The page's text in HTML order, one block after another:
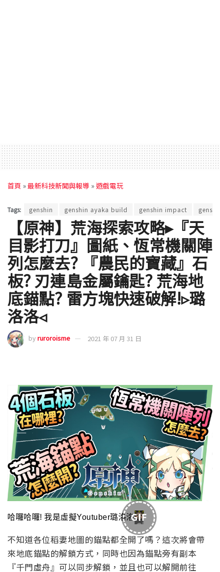
首頁 »最新科技新聞與報導 »遊戲電玩
Tags: genshin genshin ayaka build genshin impact
【原神】荒海探索攻略▸『天
目影打刀』圖紙、恆常機關陣
列怎麼去? 『農民的寶藏』石
板? 刃連島金屬鑰匙? 荒海地
底錨點? 雷方塊快速破解!▹璐
洛洛◃
byruroroisme 2021 年 07 月 31 日
哈囉哈囉! 我是虛擬Youtuber璐洛洛GIF
不知道各位稻妻地圖的錨點都全開了嗎？這次將會帶
來地底錨點的解鎖方式，同時也因為錨點旁有副本
『千門虛舟』可以同步解鎖，並且也可以解開前往